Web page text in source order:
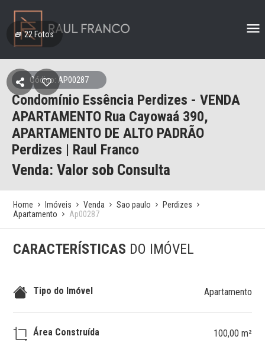
22 Fotos
Código: AP00287
Condomínio Essência Perdizes - VENDA
APARTAMENTO Rua Cayowaá 390,
APARTAMENTO DE ALTO PADRÃO
Perdizes | Raul Franco
Venda: Valor sob Consulta
Home Imóveis Venda Sao paulo
Perdizes
Apartamento
Ap00287
CARACTERÍSTICAS DO IMÓVEL
Tipo do Imóvel Apartamento
Área Construída 100,00 m²